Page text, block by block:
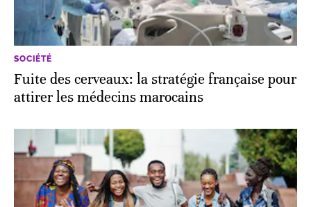
SOCIÉTÉ
Fuite des cerveaux: la stratégie française pour
attirer les médecins marocains